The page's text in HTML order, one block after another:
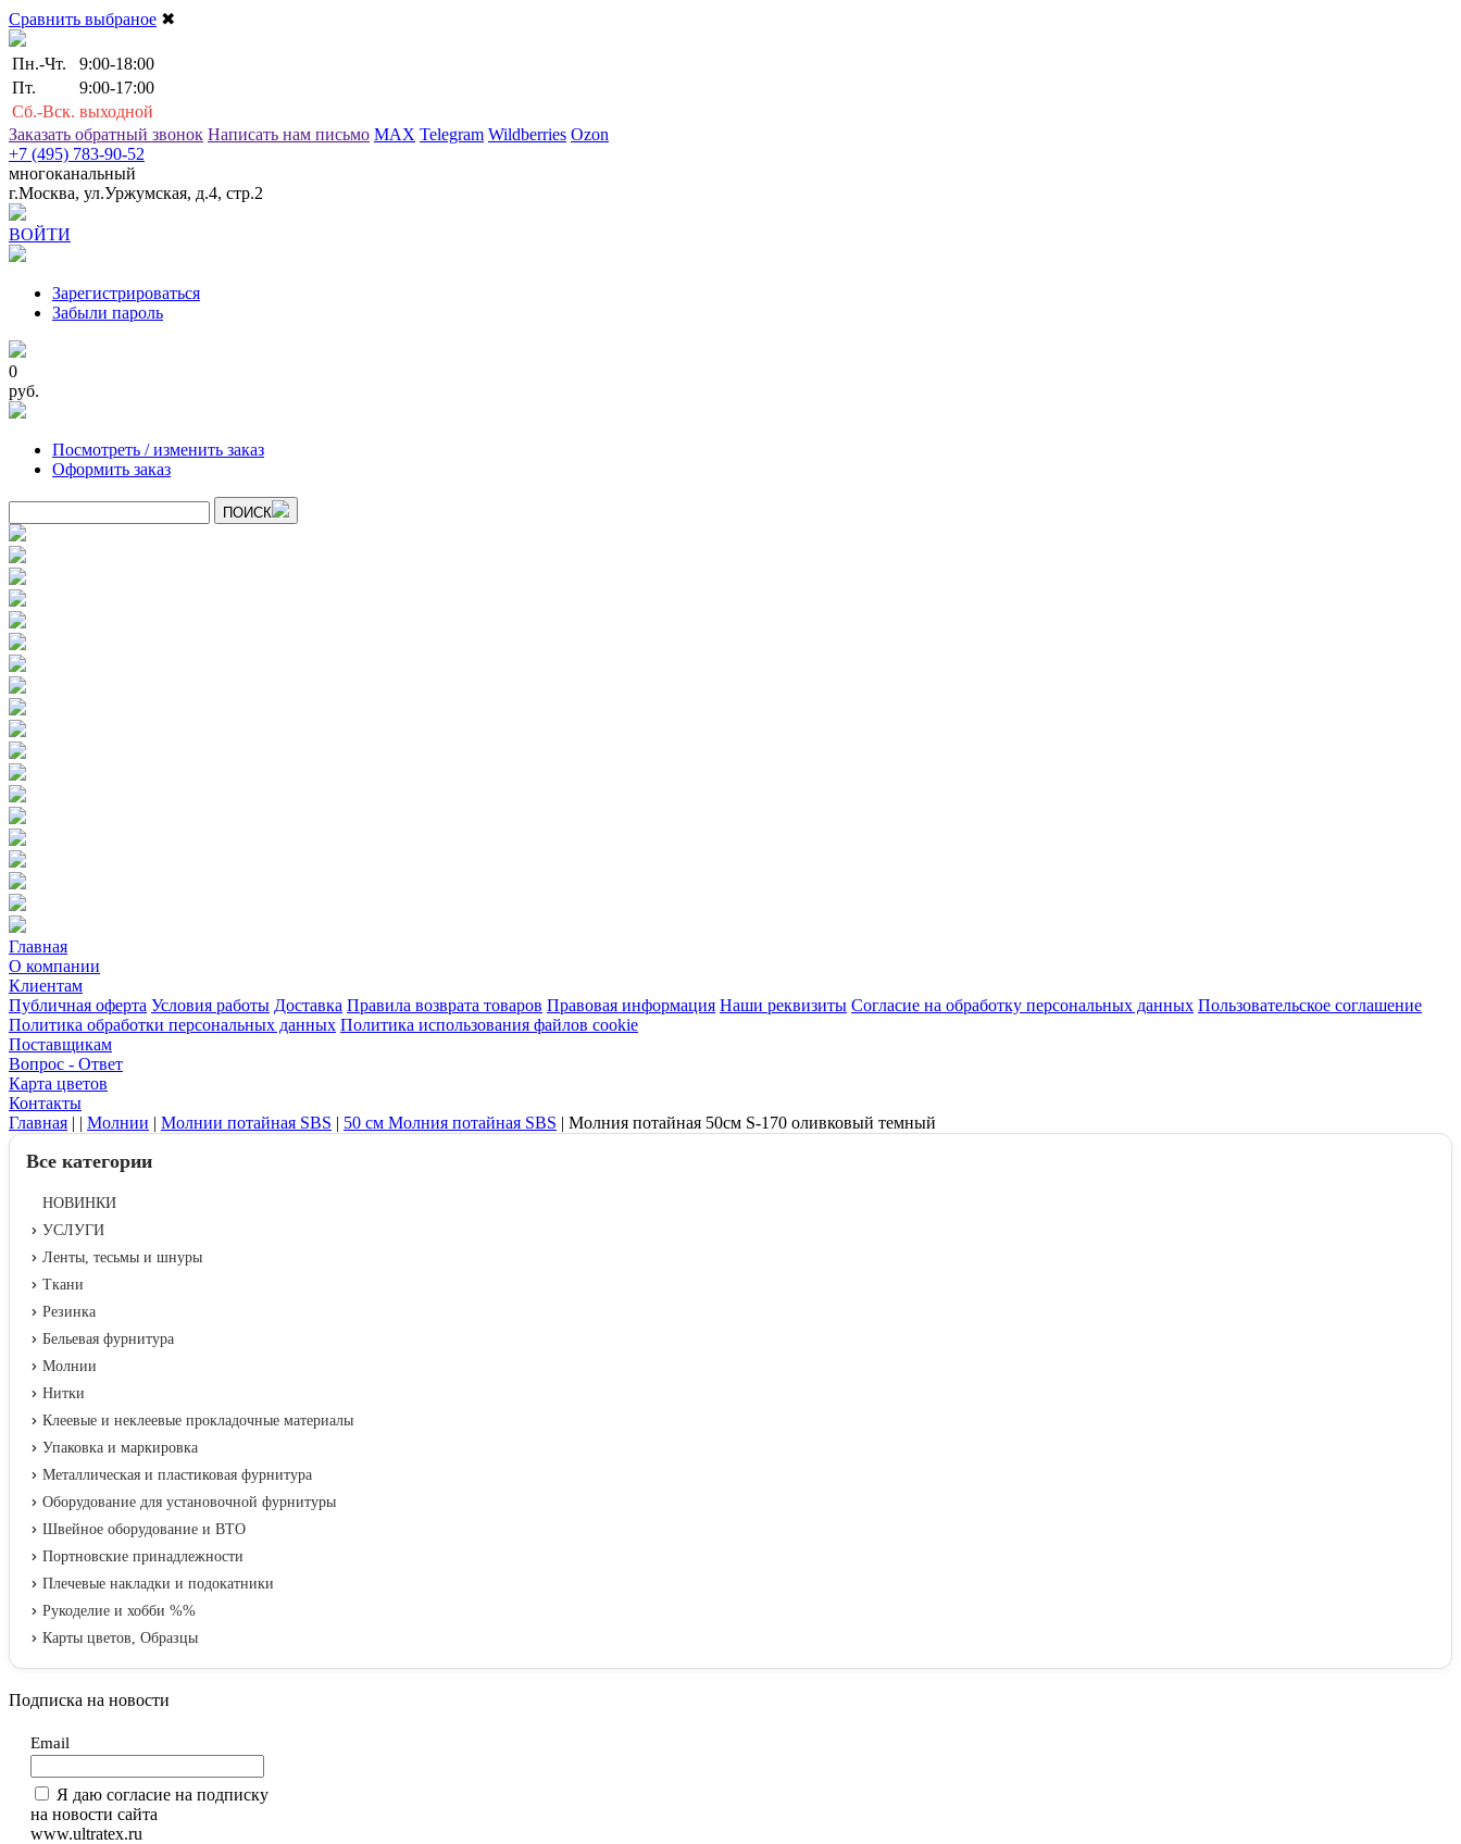
Сравнить выбраное ✖
Пн.-Чт.
9:00-18:00
Пт.
9:00-17:00
Сб.-Вск. выходной
Заказать обратный звонок Написать нам письмо MAX Telegram Wildberries Ozon
+7 (495) 783-90-52
многоканальный
г.Москва, ул.Уржумская, д.4, стр.2
ВОЙТИ
Зарегистрироваться
Забыли пароль
0
руб.
Посмотреть / изменить заказ
Оформить заказ
ПОИСК
Главная
О компании
Клиентам
Публичная оферта Условия работы Доставка Правила возврата товаров Правовая информация Наши реквизиты Согласие на обработку персональных данных Пользовательское соглашение
Политика обработки персональных данных Политика использования файлов cookie
Поставщикам
Вопрос - Ответ
Карта цветов
Контакты
Главная | | Молнии | Молнии потайная SBS | 50 см Молния потайная SBS | Молния потайная 50см S-170 оливковый темный
Все категории
НОВИНКИ
УСЛУГИ
Ленты, тесьмы и шнуры
Ткани
Резинка
Бельевая фурнитура
Молнии
Нитки
Клеевые и неклеевые прокладочные материалы
Упаковка и маркировка
Металлическая и пластиковая фурнитура
Оборудование для установочной фурнитуры
Швейное оборудование и ВТО
Портновские принадлежности
Плечевые накладки и подокатники
Рукоделие и хобби %%
Карты цветов, Образцы
Подписка на новости
Email
Я даю согласие на подписку
на новости сайта
www.ultratex.ru